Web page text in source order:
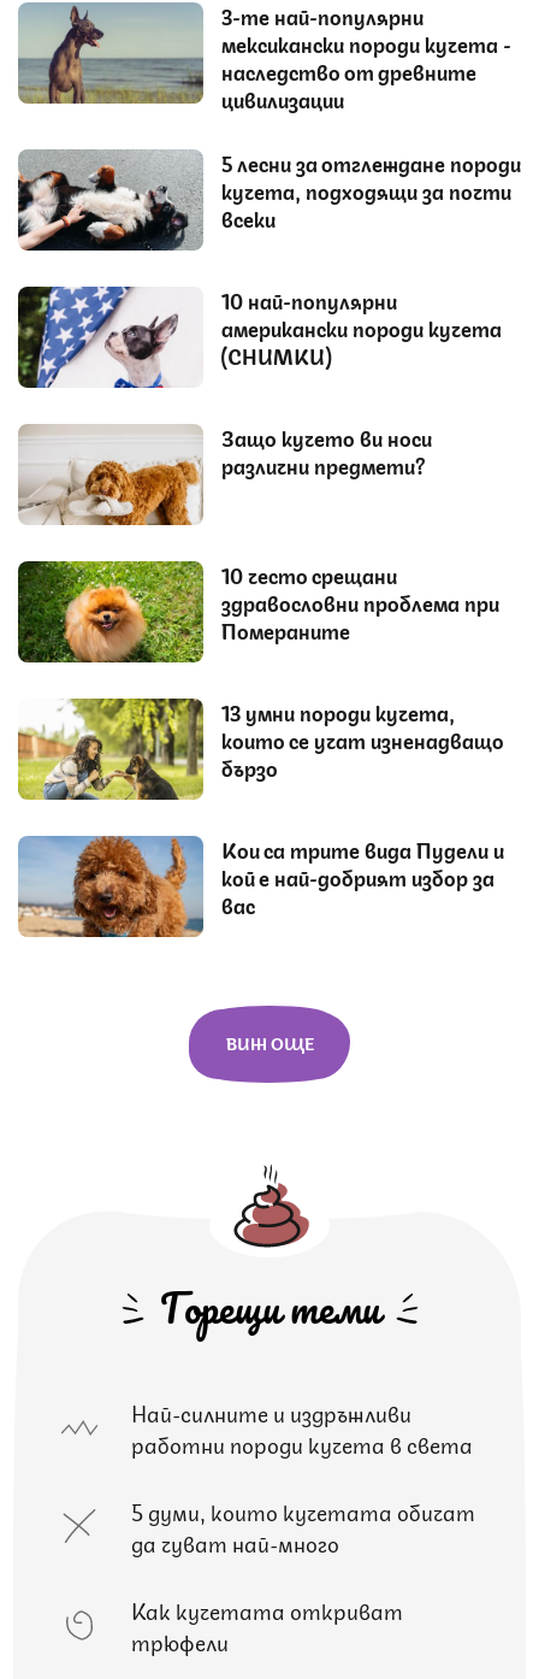
3-те най-популярни
мексикански породи кучета -
наследство от древните
цивилизации
5 лесни за отглеждане породи
кучета, подходящи за почти
всеки
10 най-популярни
американски породи кучета
(СНИМКИ)
Защо кучето ви носи
различни предмети?
10 често срещани
здравословни проблема при
Помераните
13 умни породи кучета,
които се учат изненадващо
бързо
Кои са трите вида Пудели и
кой е най-добрият избор за
вас
ВИЖ ОЩЕ
Горещи теми
Най-силните и издръжливи
работни породи кучета в света
5 думи, които кучетата обичат
да чуват най-много
Как кучетата откриват
трюфели